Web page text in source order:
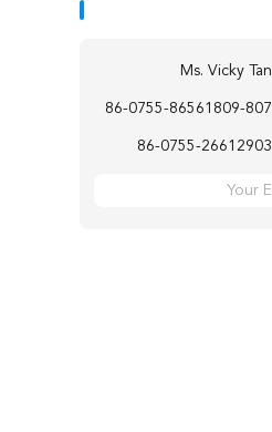
Ms. Vicky Tan
86-0755-86561809-807
86-0755-26612903